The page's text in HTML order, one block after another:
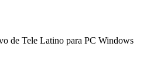
de Tele Latino para PC Windows